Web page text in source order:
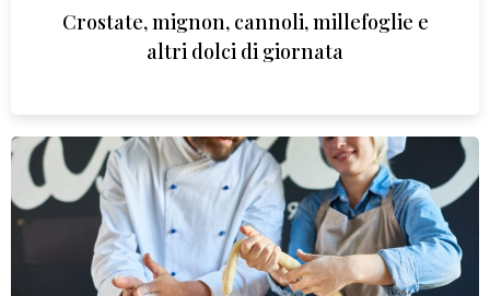
Crostate, mignon, cannoli, millefoglie e
altri dolci di giornata